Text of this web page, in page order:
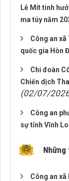
Lễ Mít tinh
ma túy năm
Công an
quốc gia Hòn
Chi đoàn
Chiến dịch
(02/07/
Công an
sự tỉnh Vĩnh
Những
Công an